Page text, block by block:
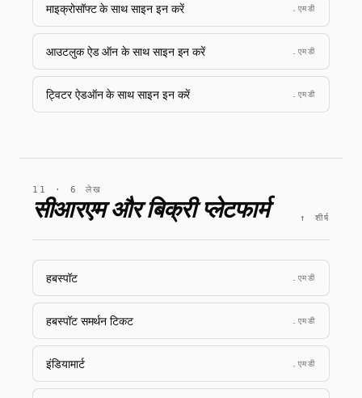
माइक्रोसॉफ्ट के साथ साइन इन करें .एमडी
आउटलुक ऐड ऑन के साथ साइन इन करें .एमडी
ट्विटर ऐडऑन के साथ साइन इन करें .एमडी
11 · 6 लेख
सीआरएम और बिक्री प्लेटफार्म ↑ शीर्ष
हबस्पॉट .एमडी
हबस्पॉट समर्थन टिकट .एमडी
इंडियामार्ट .एमडी